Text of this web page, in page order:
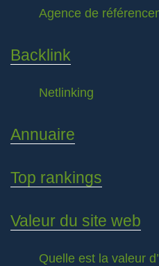
Agence de
Backlink
Netlinking
Annuaire
Top rankings
Valeur du site web
Quelle est la valeur